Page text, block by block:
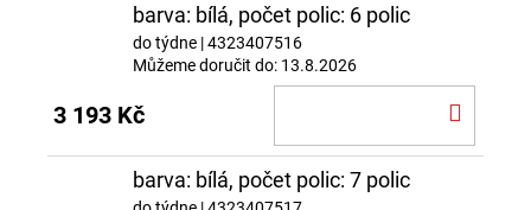
barva: bílá, počet polic: 6 polic
do týdne | 4323407516
Můžeme doručit do: 13.8.2026
3 193 Kč
barva: bílá, počet polic: 7 polic